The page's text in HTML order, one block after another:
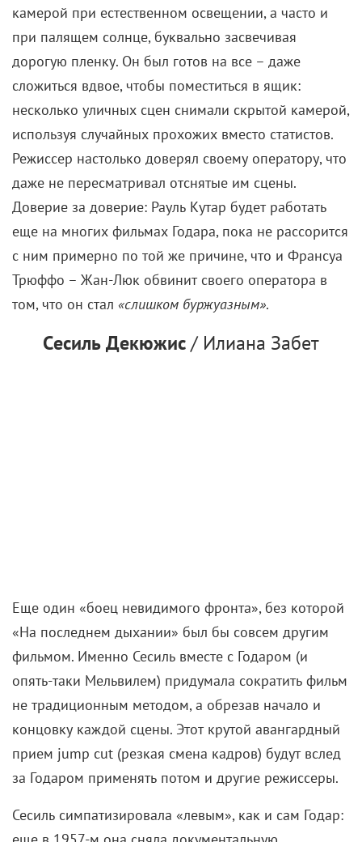
камерой при естественном освещении, а часто и
при палящем солнце, буквально засвечивая
дорогую пленку. Он был готов на все – даже
сложиться вдвое, чтобы поместиться в ящик:
несколько уличных сцен снимали скрытой камерой,
используя случайных прохожих вместо статистов.
Режиссер настолько доверял своему оператору, что
даже не пересматривал отснятые им сцены.
Доверие за доверие: Рауль Кутар будет работать
еще на многих фильмах Годара, пока не рассорится
с ним примерно по той же причине, что и Франсуа
Трюффо – Жан-Люк обвинит своего оператора в
том, что он стал «слишком буржуазным».
Cесиль Декюжис/ Илиана Забет
Еще один «боец невидимого фронта», без которой
«На последнем дыхании» был бы совсем другим
фильмом. Именно Сесиль вместе с Годаром (и
опять-таки Мельвилем) придумала сократить фильм
не традиционным методом, а обрезав начало и
концовку каждой сцены. Этот крутой авангардный
прием jump cut (резкая смена кадров) будут вслед
за Годаром применять потом и другие режиссеры.
Сесиль симпатизировала «левым», как и сам Годар: